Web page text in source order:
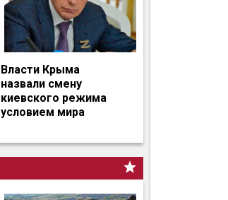
Власти Крыма
назвали смену
киевского режима
условием мира